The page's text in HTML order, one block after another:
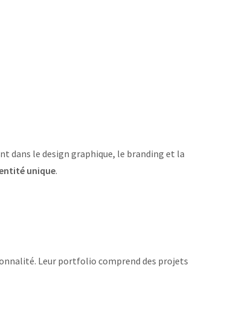
dans le design graphique, le branding et la
unique.
Leur portfolio comprend des projets